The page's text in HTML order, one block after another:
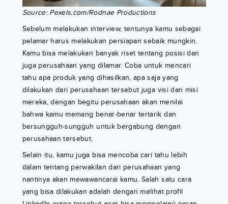
Source: Pexels.com/Rodnae Productions
Sebelum melakukan interview, tentunya kamu sebagai
pelamar harus melakukan persiapan sebaik mungkin.
Kamu bisa melakukan banyak riset tentang posisi dan
juga perusahaan yang dilamar. Coba untuk mencari
tahu apa produk yang dihasilkan, apa saja yang
dilakukan dari perusahaan tersebut juga visi dan misi
mereka, dengan begitu perusahaan akan menilai
bahwa kamu memang benar-benar tertarik dan
bersungguh-sungguh untuk bergabung dengan
perusahaan tersebut.
Selain itu, kamu juga bisa mencoba cari tahu lebih
dalam tentang perwakilan dari perusahaan yang
nantinya akan mewawancarai kamu. Salah satu cara
yang bisa dilakukan adalah dengan melihat profil